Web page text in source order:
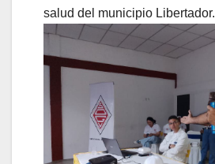
salud del municipio Libertador.